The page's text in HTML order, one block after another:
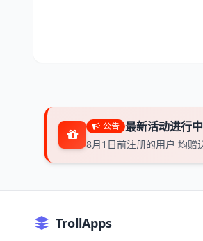
公告 最新活动进行中
8月1日前注册的用户 均赠
TrollApps